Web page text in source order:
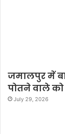
जमालपुर में
पोतने वाले
July 29, 2026